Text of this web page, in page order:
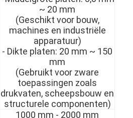
~ 20 mm
(Geschikt voor bouw,
machines en industriële
apparatuur)
- Dikte platen: 20 mm ~ 150
mm
(Gebruikt voor zware
toepassingen zoals
drukvaten, scheepsbouw en
structurele componenten)
1000 mm - 2000 mm